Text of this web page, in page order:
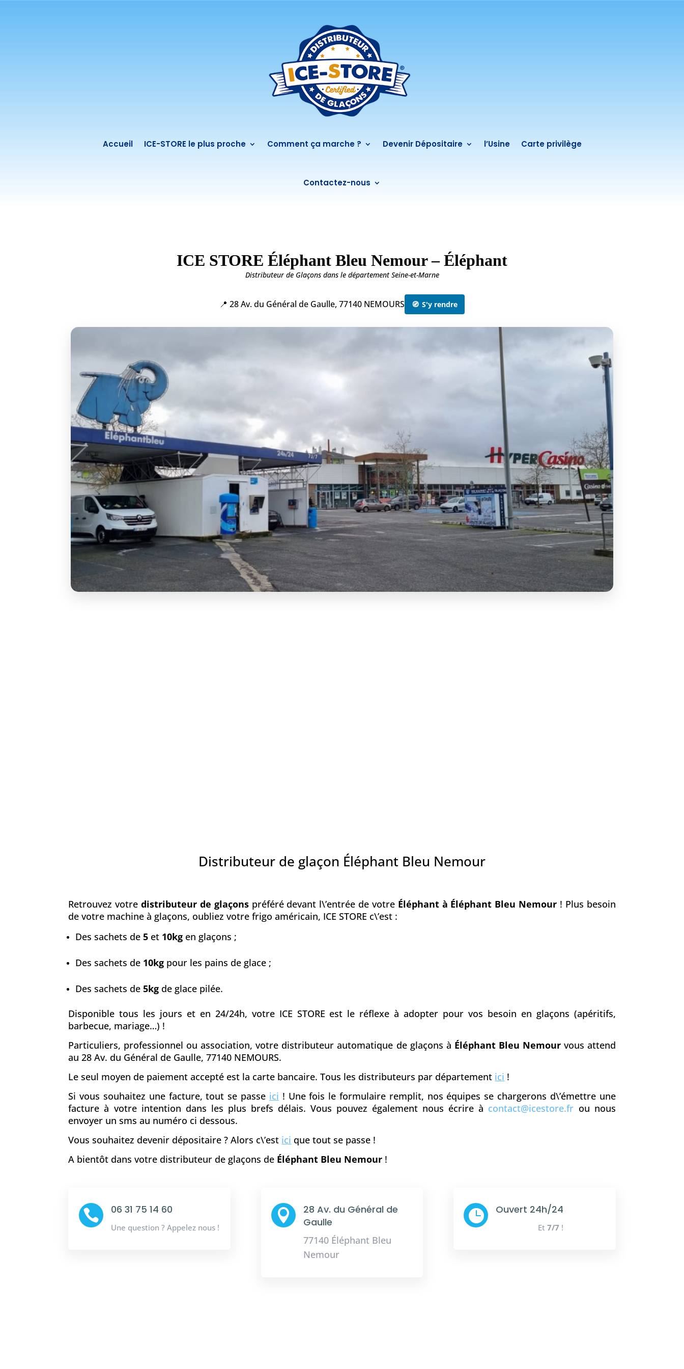
Accueil ICE-STORE le plus proche Comment ça marche ? Devenir Dépositaire l’Usine Carte privilège
Contactez-nous
ICE STORE Éléphant Bleu Nemour – Éléphant
Distributeur de Glaçons dans le département Seine-et-Marne
📍 28 Av. du Général de Gaulle, 77140 NEMOURS 🧭 S'y rendre
Distributeur de glaçon Éléphant Bleu Nemour
Retrouvez votredistributeur de glaçonspréféré devant l\’entrée de votre Éléphant à Éléphant Bleu Nemour ! Plus besoin
de votre machine à glaçons, oubliez votre frigo américain, ICE STORE c\’est :
Des sachets de5 et 10kg en glaçons ;
Des sachets de 10kg pour les pains de glace ;
Des sachets de5kg de glace pilée.
Disponible tous les jours et en 24/24h, votre ICE STORE est le réflexe à adopter pour vos besoin en glaçons (apéritifs,
barbecue, mariage…) !
Particuliers, professionnel ou association, votre distributeur automatique de glaçons à Éléphant Bleu Nemourvous attend
au 28 Av. du Général de Gaulle, 77140 NEMOURS.
Le seul moyen de paiement accepté est la carte bancaire. Tous les distributeurs par département ici !
Si vous souhaitez une facture, tout se passe ici ! Une fois le formulaire remplit, nos équipes se chargerons d\’émettre une
facture à votre intention dans les plus brefs délais. Vous pouvez également nous écrire à contact@icestore.fr ou nous
envoyer un sms au numéro ci dessous.
Vous souhaitez devenir dépositaire ? Alors c\’est ici que tout se passe !
A bientôt dans votre distributeur de glaçons de Éléphant Bleu Nemour !
 06 31 75 14 60
Une question ? Appelez nous !

28 Av. du Général de
Gaulle
77140 Éléphant Bleu
Nemour
 Ouvert 24h/24
Et 7/7 !